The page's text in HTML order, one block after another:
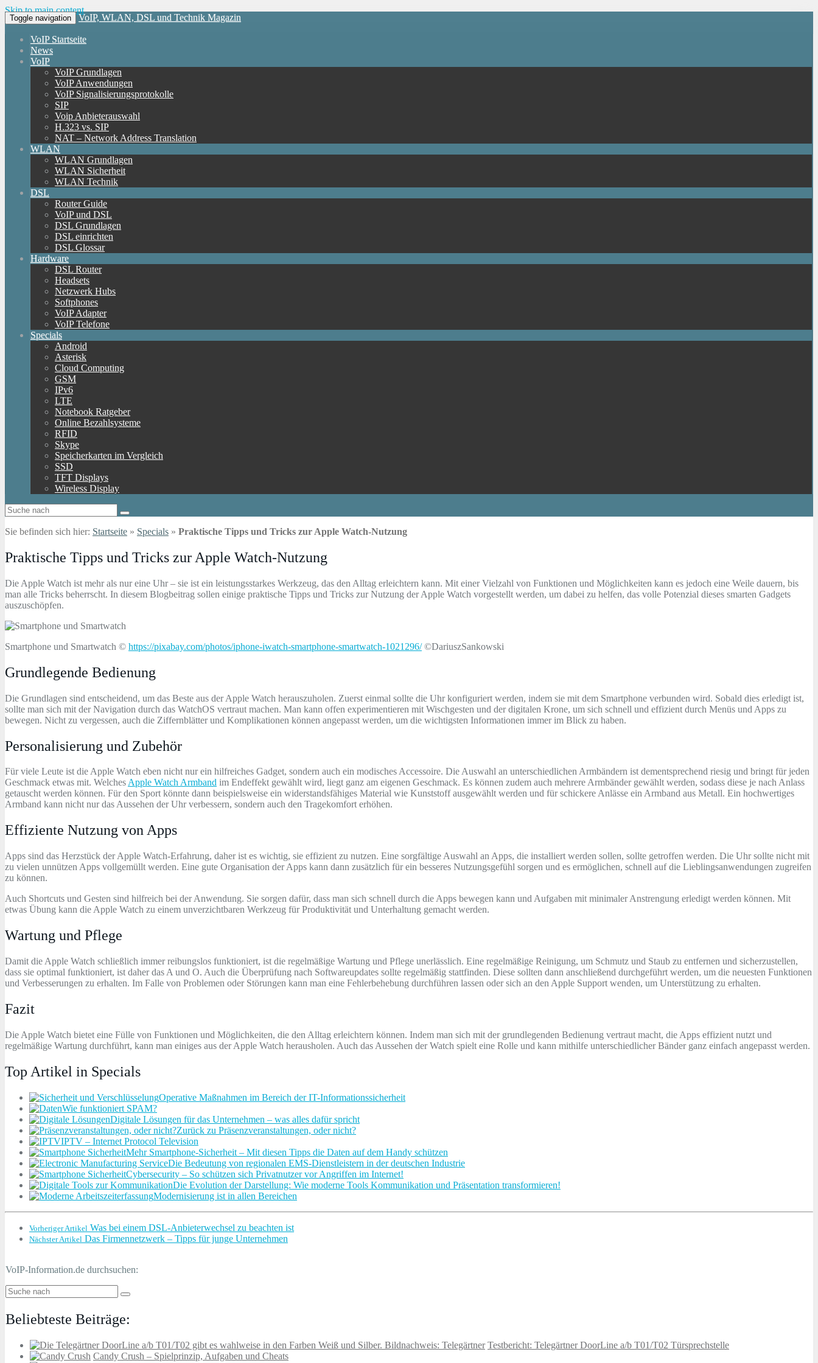
Skip to main content
Toggle navigation VoIP, WLAN, DSL und Technik Magazin
VoIP Startseite
News
VoIP
VoIP Grundlagen
VoIP Anwendungen
VoIP Signalisierungsprotokolle
SIP
Voip Anbieterauswahl
H.323 vs. SIP
NAT – Network Address Translation
WLAN
WLAN Grundlagen
WLAN Sicherheit
WLAN Technik
DSL
Router Guide
VoIP und DSL
DSL Grundlagen
DSL einrichten
DSL Glossar
Hardware
DSL Router
Headsets
Netzwerk Hubs
Softphones
VoIP Adapter
VoIP Telefone
Specials
Android
Asterisk
Cloud Computing
GSM
IPv6
LTE
Notebook Ratgeber
Online Bezahlsysteme
RFID
Skype
Speicherkarten im Vergleich
SSD
TFT Displays
Wireless Display
Sie befinden sich hier: Startseite » Specials » Praktische Tipps und Tricks zur Apple Watch-Nutzung
Praktische Tipps und Tricks zur Apple Watch-Nutzung
Die Apple Watch ist mehr als nur eine Uhr – sie ist ein leistungsstarkes Werkzeug, das den Alltag erleichtern kann. Mit einer Vielzahl von Funktionen und Möglichkeiten kann es jedoch eine Weile dauern, bis
man alle Tricks beherrscht. In diesem Blogbeitrag sollen einige praktische Tipps und Tricks zur Nutzung der Apple Watch vorgestellt werden, um dabei zu helfen, das volle Potenzial dieses smarten Gadgets
auszuschöpfen.
Smartphone und Smartwatch © https://pixabay.com/photos/iphone-iwatch-smartphone-smartwatch-1021296/©DariuszSankowski
Grundlegende Bedienung
Die Grundlagen sind entscheidend, um das Beste aus der Apple Watch herauszuholen. Zuerst einmal sollte die Uhr konfiguriert werden, indem sie mit dem Smartphone verbunden wird. Sobald dies erledigt ist,
sollte man sich mit der Navigation durch das WatchOS vertraut machen. Man kann offen experimentieren mit Wischgesten und der digitalen Krone, um sich schnell und effizient durch Menüs und Apps zu
bewegen. Nicht zu vergessen, auch die Ziffernblätter und Komplikationen können angepasst werden, um die wichtigsten Informationen immer im Blick zu haben.
Personalisierung und Zubehör
Für viele Leute ist die Apple Watch eben nicht nur ein hilfreiches Gadget, sondern auch ein modisches Accessoire. Die Auswahl an unterschiedlichen Armbändern ist dementsprechend riesig und bringt für jeden
Geschmack etwas mit. WelchesApple Watch Armband im Endeffekt gewählt wird, liegt ganz am eigenen Geschmack. Es können zudem auch mehrere Armbänder gewählt werden, sodass diese je nach Anlass
getauscht werden können. Für den Sport könnte dann beispielsweise ein widerstandsfähiges Material wie Kunststoff ausgewählt werden und für schickere Anlässe ein Armband aus Metall. Ein hochwertiges
Armband kann nicht nur das Aussehen der Uhr verbessern, sondern auch den Tragekomfort erhöhen.
Effiziente Nutzung von Apps
Apps sind das Herzstück der Apple Watch-Erfahrung, daher ist es wichtig, sie effizient zu nutzen. Eine sorgfältige Auswahl an Apps, die installiert werden sollen, sollte getroffen werden. Die Uhr sollte nicht mit
zu vielen unnützen Apps vollgemüllt werden. Eine gute Organisation der Apps kann dann zusätzlich für ein besseres Nutzungsgefühl sorgen und es ermöglichen, schnell auf die Lieblingsanwendungen zugreifen
zu können.
Auch Shortcuts und Gesten sind hilfreich bei der Anwendung. Sie sorgen dafür, dass man sich schnell durch die Apps bewegen kann und Aufgaben mit minimaler Anstrengung erledigt werden können. Mit
etwas Übung kann die Apple Watch zu einem unverzichtbaren Werkzeug für Produktivität und Unterhaltung gemacht werden.
Wartung und Pflege
Damit die Apple Watch schließlich immer reibungslos funktioniert, ist die regelmäßige Wartung und Pflege unerlässlich. Eine regelmäßige Reinigung, um Schmutz und Staub zu entfernen und sicherzustellen,
dass sie optimal funktioniert, ist daher das A und O. Auch die Überprüfung nach Softwareupdates sollte regelmäßig stattfinden. Diese sollten dann anschließend durchgeführt werden, um die neuesten Funktionen
und Verbesserungen zu erhalten. Im Falle von Problemen oder Störungen kann man eine Fehlerbehebung durchführen lassen oder sich an den Apple Support wenden, um Unterstützung zu erhalten.
Fazit
Die Apple Watch bietet eine Fülle von Funktionen und Möglichkeiten, die den Alltag erleichtern können. Indem man sich mit der grundlegenden Bedienung vertraut macht, die Apps effizient nutzt und
regelmäßige Wartung durchführt, kann man einiges aus der Apple Watch herausholen. Auch das Aussehen der Watch spielt eine Rolle und kann mithilfe unterschiedlicher Bänder ganz einfach angepasst werden.
Top Artikel in Specials
Operative Maßnahmen im Bereich der IT-Informationssicherheit
Wie funktioniert SPAM?
Digitale Lösungen für das Unternehmen – was alles dafür spricht
Zurück zu Präsenzveranstaltungen, oder nicht?
IPTV – Internet Protocol Television
Mehr Smartphone-Sicherheit – Mit diesen Tipps die Daten auf dem Handy schützen
Die Bedeutung von regionalen EMS-Dienstleistern in der deutschen Industrie
Cybersecurity – So schützen sich Privatnutzer vor Angriffen im Internet!
Die Evolution der Darstellung: Wie moderne Tools Kommunikation und Präsentation transformieren!
Modernisierung ist in allen Bereichen
Vorheriger Artikel Was bei einem DSL-Anbieterwechsel zu beachten ist
Nächster Artikel Das Firmennetzwerk – Tipps für junge Unternehmen
VoIP-Information.de durchsuchen:
Beliebteste Beiträge:
Testbericht: Telegärtner DoorLine a/b T01/T02 Türsprechstelle
Candy Crush – Spielprinzip, Aufgaben und Cheats